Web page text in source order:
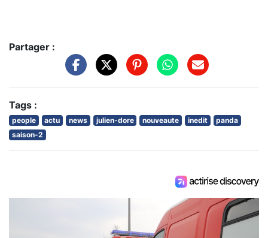
Partager :
Tags :
people actu news julien-dore nouveaute inedit
panda
saison-2